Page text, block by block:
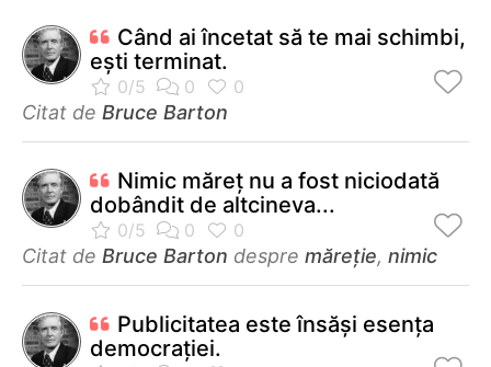
Când ai încetat să te mai schimbi,
eşti terminat.
Citat de Bruce Barton
Nimic măreţ nu a fost niciodată
dobândit de altcineva...
Citat de Bruce Barton despre măreție, nimic
Publicitatea este însăşi esenţa
democraţiei.